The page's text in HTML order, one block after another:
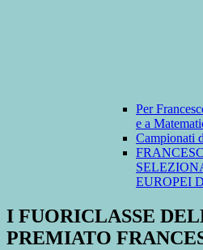
Per
e a
Campionati
EUROPEI
I FUORICLASSE
PREMIATO